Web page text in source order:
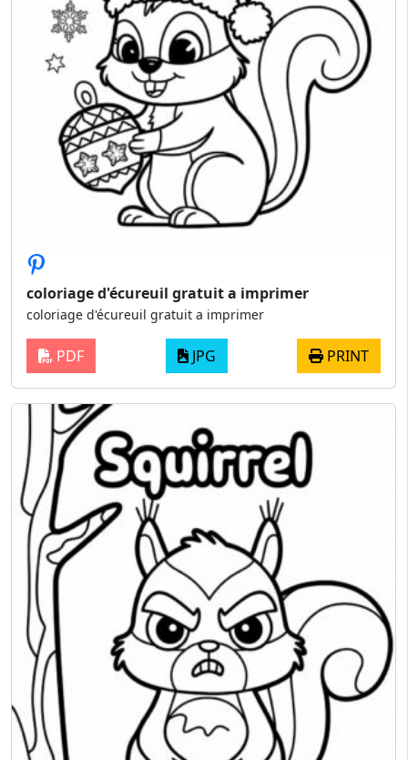
coloriage d'écureuil gratuit a imprimer
coloriage d'écureuil gratuit a imprimer
PDF JPG PRINT